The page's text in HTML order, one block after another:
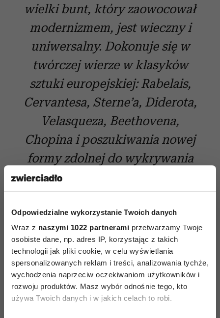
Odpowiedzialne wykorzystanie Twoich danych
Wraz z naszymi 1022 partnerami przetwarzamy Twoje
osobiste dane, np. adres IP, korzystając z takich
technologii jak pliki cookie, w celu wyświetlania
spersonalizowanych reklam i treści, analizowania tychże,
wychodzenia naprzeciw oczekiwaniom użytkowników i
rozwoju produktów. Masz wybór odnośnie tego, kto
używa Twoich danych i w jakich celach to robi.
wielki bunt, który zaowocował
modernizmem, jest wieczny i
uniwersalny. Dokonuje się w
twórczej wierze w klasyków
sztuki europejskiej: Rabelais,
Cervantesa, Sterne’a, Diderota,
Velasqueza, Beethovena,
Chopina i poszukiwania nowej
formy zdolnej do wykrywania
prawdy o człowieku tam, gdzie
się jej najmniej spodziewamy.
Poetyka, która dziś wydaje się
niewygodna, lecz nigdy się
nie starzeje. “Le Monde”
Milan Kundera
(ur. 1929) – jeden z najbardziej